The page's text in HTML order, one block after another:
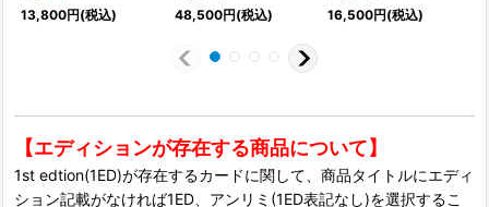
13,800円(税込)
48,500円(税込)
16,500円(税込)
【エディションが存在する商品について】
1st edtion(1ED)が存在するカードに関して、商品タイトルにエディ
ション記載がなければ1ED、アンリミ(1ED表記なし)を選択するこ